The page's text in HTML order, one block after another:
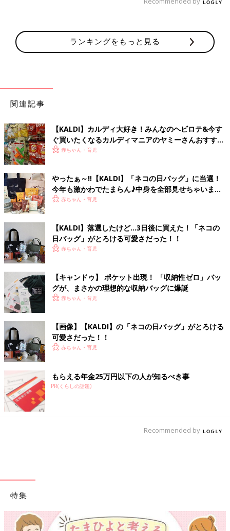
ランキングをもっと見る
関連記事
【KALDI】カルディ大好き！みんなのヘビロテ&今す
ぐ買いたくなるカルディマニアのヤミーさんおすすめ
アイテム
赤ちゃん・育児
やったぁ～‼【KALDI】「ネコの日バッグ」に当選！
今年も激かわでたまらん♪中身を全部見せちゃいま
す！赤ちゃん・育児
【KALDI】落選したけど…3日後に買えた！「ネコの
日バッグ」がとろける可愛さだった！！
赤ちゃん・育児
【キャンドゥ】 ポケット出現！ 「収納性ゼロ」バッ
グが、まさかの理想的な収納バッグに爆誕
赤ちゃん・育児
【画像】【KALDI】の「ネコの日バッグ」がとろける
可愛さだった！！
赤ちゃん・育児
もらえる年金25万円以下の人が知るべき事
PR(くらしの話題)
Recommended by
特集